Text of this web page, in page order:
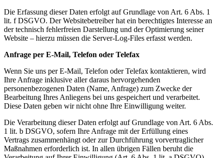
Die Erfassung dieser Daten erfolgt auf Grundlage von Art. 6 Abs. 1
lit. f DSGVO. Der Websitebetreiber hat ein berechtigtes Interesse an
der technisch fehlerfreien Darstellung und der Optimierung seiner
Website – hierzu müssen die Server-Log-Files erfasst werden.
Anfrage per E-Mail, Telefon oder Telefax
Wenn Sie uns per E-Mail, Telefon oder Telefax kontaktieren, wird
Ihre Anfrage inklusive aller daraus hervorgehenden
personenbezogenen Daten (Name, Anfrage) zum Zwecke der
Bearbeitung Ihres Anliegens bei uns gespeichert und verarbeitet.
Diese Daten geben wir nicht ohne Ihre Einwilligung weiter.
Die Verarbeitung dieser Daten erfolgt auf Grundlage von Art. 6 Abs.
1 lit. b DSGVO, sofern Ihre Anfrage mit der Erfüllung eines
Vertrags zusammenhängt oder zur Durchführung vorvertraglicher
Maßnahmen erforderlich ist. In allen übrigen Fällen beruht die